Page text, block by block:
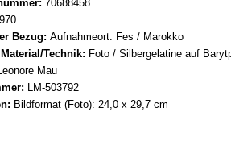
70688458
Bezug:Aufnahmeort: Fes / Marokko
Technik: Foto / Silbergelatine auf
Leonore Mau
LM-503792
Bildformat (Foto): 24,0 x 29,7 cm